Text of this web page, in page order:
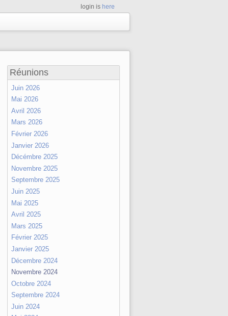
login is here
Réunions
Juin 2026
Mai 2026
Avril 2026
Mars 2026
Février 2026
Janvier 2026
Décémbre 2025
Novembre 2025
Septembre 2025
Juin 2025
Mai 2025
Avril 2025
Mars 2025
Février 2025
Janvier 2025
Décembre 2024
Novembre 2024
Octobre 2024
Septembre 2024
Juin 2024